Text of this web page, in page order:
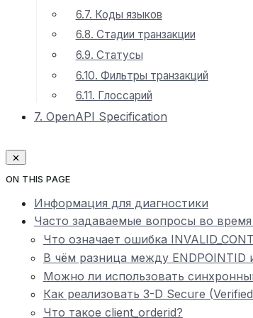
6.7. Коды языков
6.8. Стадии транзакции
6.9. Статусы
6.10. Фильтры транзакций
6.11. Глоссарий
7. OpenAPI Specification
ON THIS PAGE
Информация для диагностики
Часто задаваемые вопросы во
Что означает ошибка
В чём разница между ENDPOINTID
Можно ли использовать
Как реализовать 3-D Secure
Что такое client_orderid?